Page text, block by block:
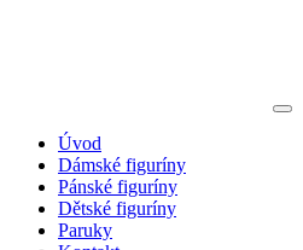
Úvod
Dámské figuríny
Pánské figuríny
Dětské figuríny
Paruky